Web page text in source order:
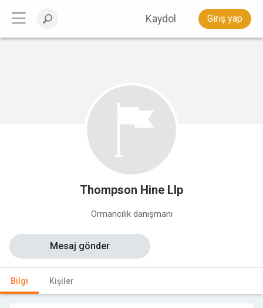
Kaydol Giriş yap
Thompson Hine Llp
Ormancılık danışmanı
Bilgi Kişiler
Mesaj gönder